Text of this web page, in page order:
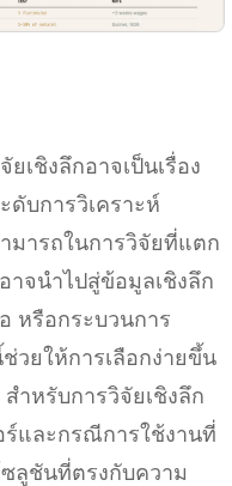
เชิงลึกอาจเป็นเรื่อง
ดับการวิเคราะห์
ารถในการวิจัยที่แตก
จนำไปสู่ข้อมูลเชิงลึก
หรือกระบวนการ
วยให้การเลือกง่ายขึ้น
ำหรับการวิจัยเชิงลึก
ร์และกรณีการใช้งานที่
ลูชันที่ตรงกับความ